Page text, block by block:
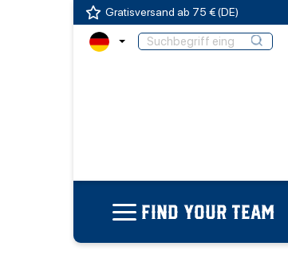
Gratisversand ab 75 € (DE)
FIND YOUR TEAM